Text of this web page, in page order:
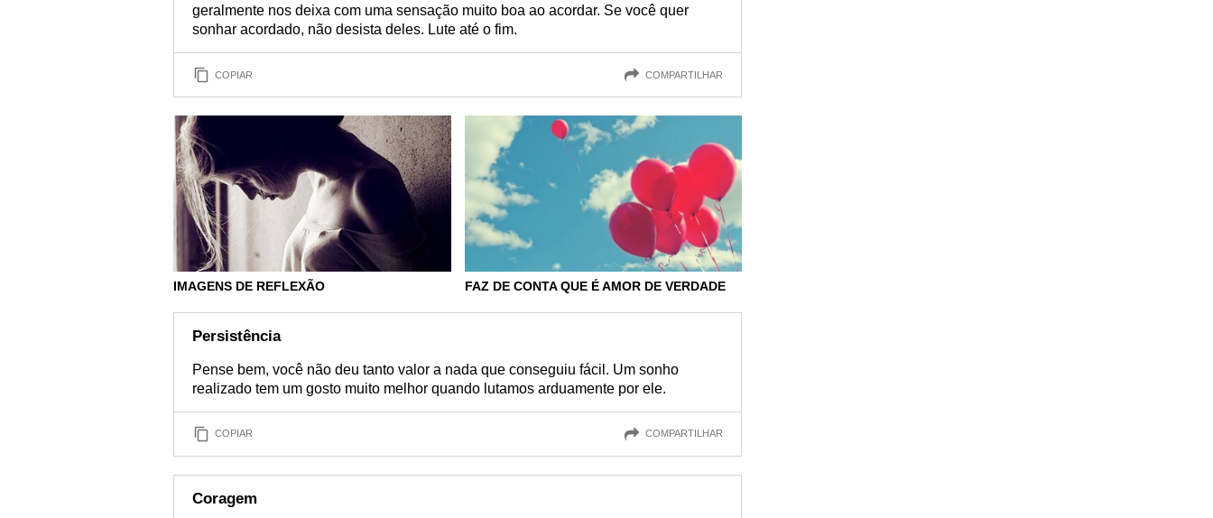
geralmente nos deixa com uma sensação muito boa ao acordar. Se você quer
sonhar acordado, não desista deles. Lute até o fim.
COPIAR COMPARTILHAR
IMAGENS DE REFLEXÃO FAZ DE CONTA QUE É AMOR DE VERDADE
Persistência
Pense bem, você não deu tanto valor a nada que conseguiu fácil. Um sonho
realizado tem um gosto muito melhor quando lutamos arduamente por ele.
COPIAR COMPARTILHAR
Coragem